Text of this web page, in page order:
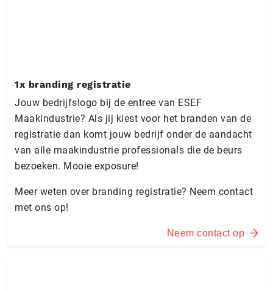
1x branding registratie
Jouw bedrijfslogo bij de entree van ESEF
Maakindustrie? Als jij kiest voor het branden van de
registratie dan komt jouw bedrijf onder de aandacht
van alle maakindustrie professionals die de beurs
bezoeken. Mooie exposure!
Meer weten over branding registratie? Neem contact
met ons op!
Neem contact op